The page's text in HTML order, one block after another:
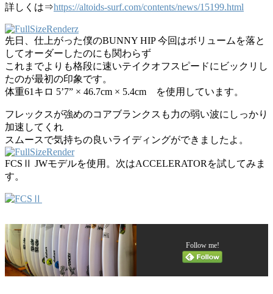
詳しくは⇒https://altoids-surf.com/contents/news/15199.html
先日、仕上がった僕のBUNNY HIP 今回はボリュームを落と
してオーダーしたのにも関わらず
これまでよりも格段に速いテイクオフスピードにビックリし
たのが最初の印象です。
体重61キロ 5’7” × 46.7cm × 5.4cm を使用しています。
フレックスが強めのコアブランクスも力の弱い波にしっかり
加速してくれ
スムースで気持ちの良いライディングができましたよ。
FCSⅡ JWモデルを使用。次はACCELERATORを試してみま
す。
Follow me!